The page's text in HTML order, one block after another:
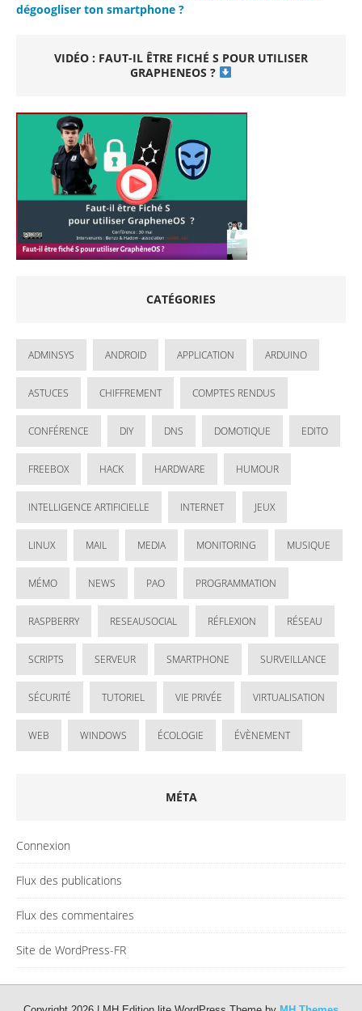
dégoogliser ton smartphone ?
VIDÉO : FAUT-IL ÊTRE FICHÉ S POUR UTILISER
GRAPHENEOS ?
CATÉGORIES
ADMINSYS ANDROID APPLICATION ARDUINO
ASTUCES CHIFFREMENT COMPTES RENDUS
CONFÉRENCE DIY DNS DOMOTIQUE EDITO
FREEBOX HACK HARDWARE HUMOUR
INTELLIGENCE ARTIFICIELLE INTERNET JEUX
LINUX MAIL MEDIA MONITORING MUSIQUE
MÉMO NEWS PAO PROGRAMMATION
RASPBERRY RESEAUSOCIAL RÉFLEXION RÉSEAU
SCRIPTS SERVEUR SMARTPHONE SURVEILLANCE
SÉCURITÉ TUTORIEL VIE PRIVÉE VIRTUALISATION
WEB WINDOWS ÉCOLOGIE ÉVÈNEMENT
MÉTA
Connexion
Flux des publications
Flux des commentaires
Site de WordPress-FR